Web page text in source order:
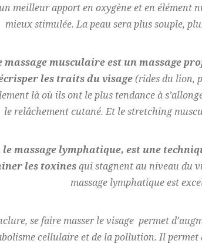
meilleur apport en oxygène et en élément
mieux stimulée. La peau sera plus souple,
massage musculaire est un massage
les traits du visage(rides du lion,
là où ils ont le plus tendance à
le relâchement cutané. Et le stretching
le massage lymphatique, est une
les toxinesqui stagnent au niveau du
massage lymphatique est
se faire masser le visage permet
cellulaire et de la pollution. Il permet